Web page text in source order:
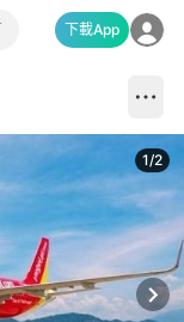
下載App
1/2